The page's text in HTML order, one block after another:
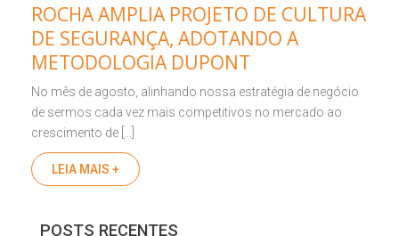
ROCHA AMPLIA PROJETO DE CULTURA
DE SEGURANÇA, ADOTANDO A
METODOLOGIA DUPONT
No mês de agosto, alinhando nossa estratégia de negócio
de sermos cada vez mais competitivos no mercado ao
crescimento de […]
LEIA MAIS +
POSTS RECENTES